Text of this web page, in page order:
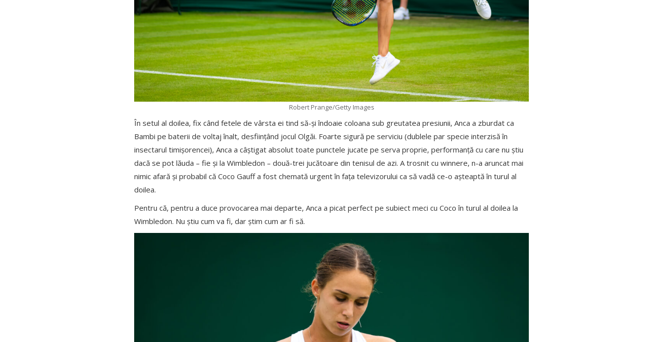
Robert Prange/Getty Images
În setul al doilea, fix când fetele de vârsta ei tind să-și îndoaie coloana sub greutatea presiunii, Anca a zburdat ca
Bambi pe baterii de voltaj înalt, desființând jocul Olgăi. Foarte sigură pe serviciu (dublele par specie interzisă în
insectarul timișorencei), Anca a câștigat absolut toate punctele jucate pe serva proprie, performanță cu care nu știu
dacă se pot lăuda – fie și la Wimbledon – două-trei jucătoare din tenisul de azi. A trosnit cu winnere, n-a aruncat mai
nimic afară și probabil că Coco Gauff a fost chemată urgent în fața televizorului ca să vadă ce-o așteaptă în turul al
doilea.
Pentru că, pentru a duce provocarea mai departe, Anca a picat perfect pe subiect meci cu Coco în turul al doilea la
Wimbledon. Nu știu cum va fi, dar știm cum ar fi să.